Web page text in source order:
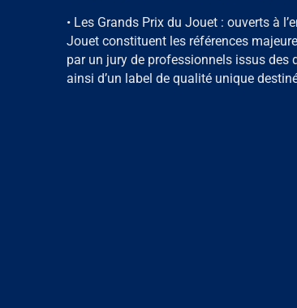
• Les Grands Prix du Jouet : ouverts à
Jouet constituent les références
par un jury de professionnels issus
ainsi d’un label de qualité unique